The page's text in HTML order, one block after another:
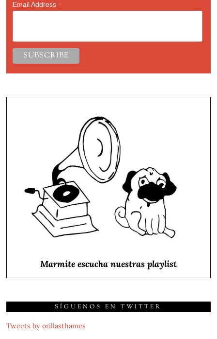
Email Address
Marmite escucha nuestras playlist
SÍGUENOS EN TWITTER
Tweets by orillasthames